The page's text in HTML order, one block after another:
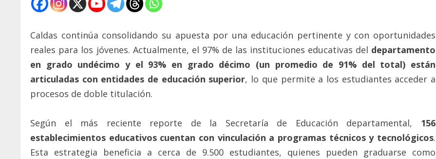
Caldas continúa consolidando su apuesta por una educación pertinente y con oportunidades
reales para los jóvenes. Actualmente, el 97% de las instituciones educativas del departamento
en grado undécimo y el 93% en grado décimo (un promedio de 91% del total) están
articuladas con entidades de educación superior, lo que permite a los estudiantes acceder a
procesos de doble titulación.
Según el más reciente reporte de la Secretaría de Educación departamental, 156
establecimientos educativos cuentan con vinculación a programas técnicos y tecnológicos.
Esta estrategia beneficia a cerca de 9.500 estudiantes, quienes pueden graduarse como